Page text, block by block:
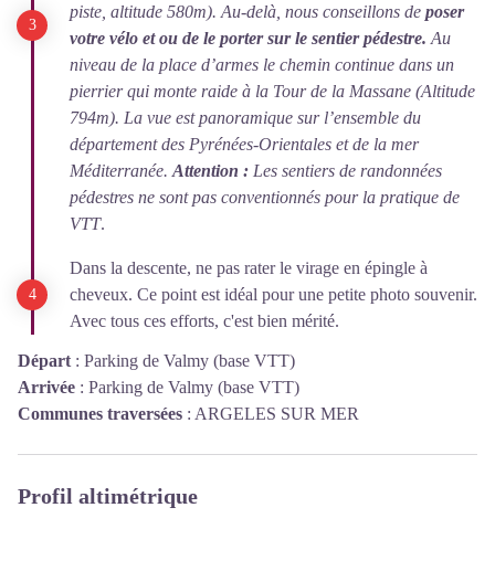
piste, altitude 580m). Au-delà, nous conseillons de poser
votre vélo et ou de le porter sur le sentier pédestre. Au
niveau de la place d’armes le chemin continue dans un
pierrier qui monte raide à la Tour de la Massane (Altitude
794m). La vue est panoramique sur l’ensemble du
département des Pyrénées-Orientales et de la mer
Méditerranée. Attention : Les sentiers de randonnées
pédestres ne sont pas conventionnés pour la pratique de
VTT.
Dans la descente, ne pas rater le virage en épingle à
cheveux. Ce point est idéal pour une petite photo souvenir.
Avec tous ces efforts, c'est bien mérité.
Départ : Parking de Valmy (base VTT)
Arrivée : Parking de Valmy (base VTT)
Communes traversées : ARGELES SUR MER
Profil altimétrique